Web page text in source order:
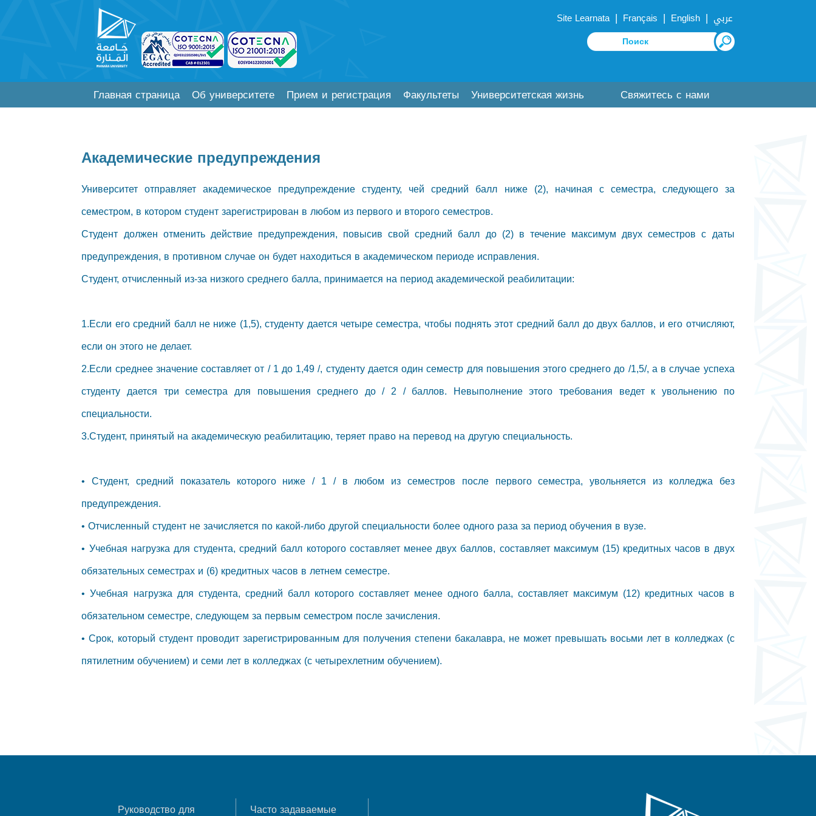
Site Learnata | Français | English | عربي
Главная страница Об университете Прием и регистрация Факультеты Университетская жизнь Свяжитесь с нами
Академические предупреждения
Университет отправляет академическое предупреждение студенту, чей средний балл ниже (2), начиная с семестра, следующего за
семестром, в котором студент зарегистрирован в любом из первого и второго семестров.
Студент должен отменить действие предупреждения, повысив свой средний балл до (2) в течение максимум двух семестров с даты
предупреждения, в противном случае он будет находиться в академическом периоде исправления.
Студент, отчисленный из-за низкого среднего балла, принимается на период академической реабилитации:
1.Если его средний балл не ниже (1,5), студенту дается четыре семестра, чтобы поднять этот средний балл до двух баллов, и его отчисляют,
если он этого не делает.
2.Если среднее значение составляет от / 1 до 1,49 /, студенту дается один семестр для повышения этого среднего до /1,5/, а в случае успеха
студенту дается три семестра для повышения среднего до / 2 / баллов. Невыполнение этого требования ведет к увольнению по
специальности.
3.Студент, принятый на академическую реабилитацию, теряет право на перевод на другую специальность.
• Студент, средний показатель которого ниже / 1 / в любом из семестров после первого семестра, увольняется из колледжа без
предупреждения.
• Отчисленный студент не зачисляется по какой-либо другой специальности более одного раза за период обучения в вузе.
• Учебная нагрузка для студента, средний балл которого составляет менее двух баллов, составляет максимум (15) кредитных часов в двух
обязательных семестрах и (6) кредитных часов в летнем семестре.
• Учебная нагрузка для студента, средний балл которого составляет менее одного балла, составляет максимум (12) кредитных часов в
обязательном семестре, следующем за первым семестром после зачисления.
• Срок, который студент проводит зарегистрированным для получения степени бакалавра, не может превышать восьми лет в колледжах (с
пятилетним обучением) и семи лет в колледжах (с четырехлетним обучением).
Руководство для Часто задаваемые